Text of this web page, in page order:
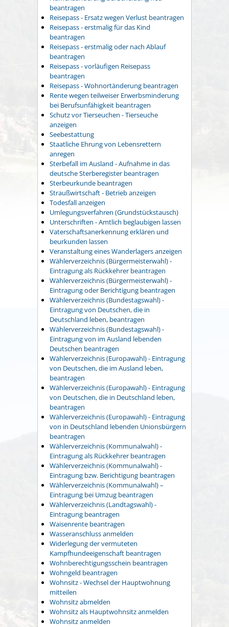
beantragen
Reisepass - Ersatz wegen Verlust beantragen
Reisepass - erstmalig für das Kind
beantragen
Reisepass - erstmalig oder nach Ablauf
beantragen
Reisepass - vorläufigen Reisepass
beantragen
Reisepass - Wohnortänderung beantragen
Rente wegen teilweiser Erwerbsminderung
bei Berufsunfähigkeit beantragen
Schutz vor Tierseuchen - Tierseuche
anzeigen
Seebestattung
Staatliche Ehrung von Lebensrettern
anregen
Sterbefall im Ausland - Aufnahme in das
deutsche Sterberegister beantragen
Sterbeurkunde beantragen
Straußwirtschaft - Betrieb anzeigen
Todesfall anzeigen
Umlegungsverfahren (Grundstückstausch)
Unterschriften - Amtlich beglaubigen lassen
Vaterschaftsanerkennung erklären und
beurkunden lassen
Veranstaltung eines Wanderlagers anzeigen
Wählerverzeichnis (Bürgermeisterwahl) -
Eintragung als Rückkehrer beantragen
Wählerverzeichnis (Bürgermeisterwahl) -
Eintragung oder Berichtigung beantragen
Wählerverzeichnis (Bundestagswahl) -
Eintragung von Deutschen, die in
Deutschland leben, beantragen
Wählerverzeichnis (Bundestagswahl) -
Eintragung von im Ausland lebenden
Deutschen beantragen
Wählerverzeichnis (Europawahl) - Eintragung
von Deutschen, die im Ausland leben,
beantragen
Wählerverzeichnis (Europawahl) - Eintragung
von Deutschen, die in Deutschland leben,
beantragen
Wählerverzeichnis (Europawahl) - Eintragung
von in Deutschland lebenden Unionsbürgern
beantragen
Wählerverzeichnis (Kommunalwahl) -
Eintragung als Rückkehrer beantragen
Wählerverzeichnis (Kommunalwahl) -
Eintragung bzw. Berichtigung beantragen
Wählerverzeichnis (Kommunalwahl) –
Eintragung bei Umzug beantragen
Wählerverzeichnis (Landtagswahl) -
Eintragung beantragen
Waisenrente beantragen
Wasseranschluss anmelden
Widerlegung der vermuteten
Kampfhundeeigenschaft beantragen
Wohnberechtigungsschein beantragen
Wohngeld beantragen
Wohnsitz - Wechsel der Hauptwohnung
mitteilen
Wohnsitz abmelden
Wohnsitz als Hauptwohnsitz anmelden
Wohnsitz anmelden